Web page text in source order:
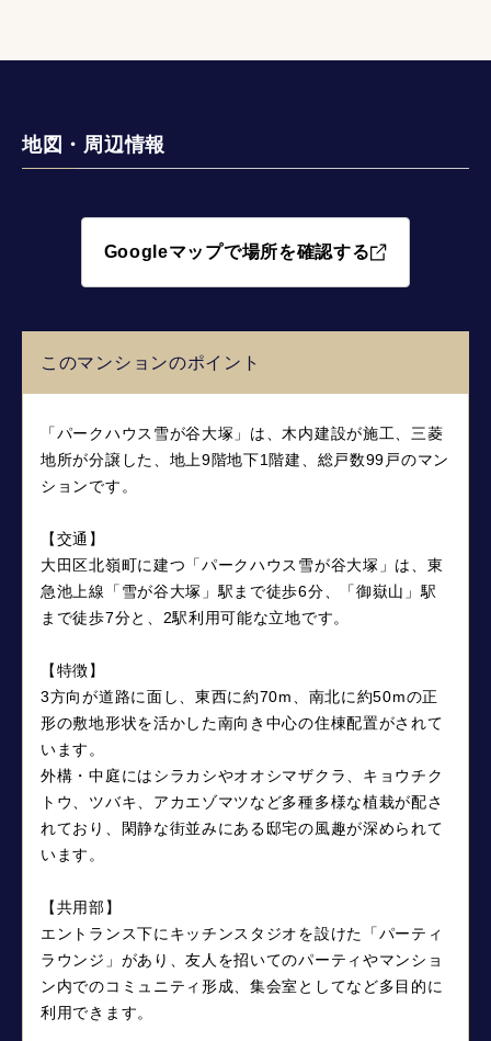
地図・周辺情報
Googleマップで場所を確認する
このマンションのポイント
「パークハウス雪が谷大塚」は、木内建設が施工、三菱
地所が分譲した、地上9階地下1階建、総戸数99戸のマン
ションです。
【交通】
大田区北嶺町に建つ「パークハウス雪が谷大塚」は、東
急池上線「雪が谷大塚」駅まで徒歩6分、「御嶽山」駅
まで徒歩7分と、2駅利用可能な立地です。
【特徴】
3方向が道路に面し、東西に約70m、南北に約50mの正
形の敷地形状を活かした南向き中心の住棟配置がされて
います。
外構・中庭にはシラカシやオオシマザクラ、キョウチク
トウ、ツバキ、アカエゾマツなど多種多様な植栽が配さ
れており、閑静な街並みにある邸宅の風趣が深められて
います。
【共用部】
エントランス下にキッチンスタジオを設けた「パーティ
ラウンジ」があり、友人を招いてのパーティやマンショ
ン内でのコミュニティ形成、集会室としてなど多目的に
利用できます。